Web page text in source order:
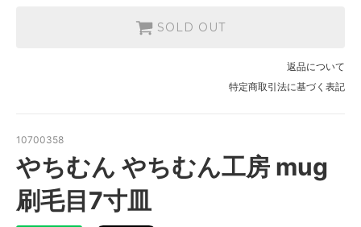
SOLD OUT
返品について
特定商取引法に基づく表記
10700358
やちむん やちむん工房 mug
刷毛目7寸皿